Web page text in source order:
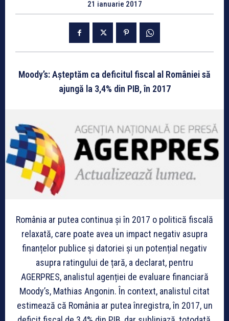
21 ianuarie 2017
Moody’s: Așteptăm ca deficitul fiscal al României să
ajungă la 3,4% din PIB, în 2017
România ar putea continua și în 2017 o politică fiscală
relaxată, care poate avea un impact negativ asupra
finanțelor publice și datoriei și un potențial negativ
asupra ratingului de țară, a declarat, pentru
AGERPRES, analistul agenției de evaluare financiară
Moody’s, Mathias Angonin. În context, analistul citat
estimează că România ar putea înregistra, în 2017, un